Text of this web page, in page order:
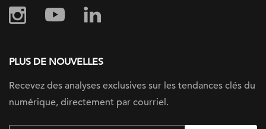
PLUS DE NOUVELLES
Recevez des analyses exclusives sur les tendances clés du
numérique, directement par courriel.